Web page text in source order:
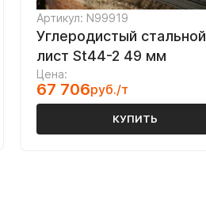
Артикул: N99919
Углеродистый стальной
лист St44-2 49 мм
Цена:
67 706руб./т
КУПИТЬ